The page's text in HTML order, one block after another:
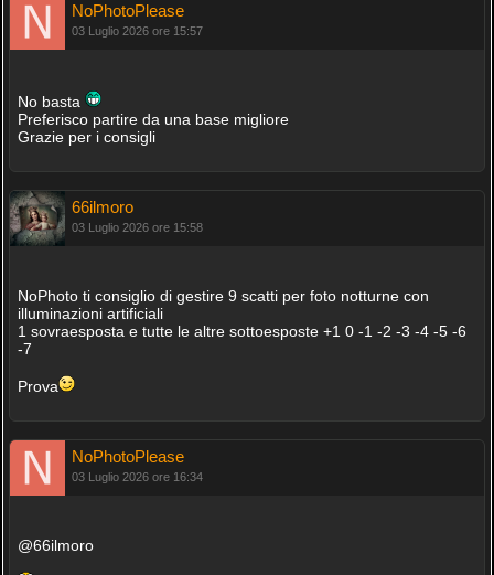
NoPhotoPlease
03 Luglio 2026 ore 15:57
No basta
Preferisco partire da una base migliore
Grazie per i consigli
66ilmoro
03 Luglio 2026 ore 15:58
NoPhoto ti consiglio di gestire 9 scatti per foto notturne con
illuminazioni artificiali
1 sovraesposta e tutte le altre sottoesposte +1 0 -1 -2 -3 -4 -5 -6
-7
Prova
NoPhotoPlease
03 Luglio 2026 ore 16:34
@66ilmoro